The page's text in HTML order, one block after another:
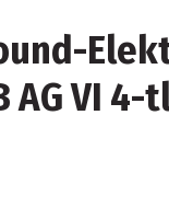
AG VI 4-